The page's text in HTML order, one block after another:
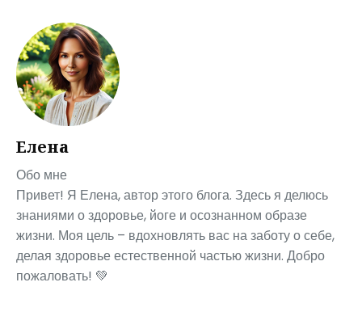
Елена
Обо мне
Привет! Я Елена, автор этого блога. Здесь я делюсь
знаниями о здоровье, йоге и осознанном образе
жизни. Моя цель – вдохновлять вас на заботу о себе,
делая здоровье естественной частью жизни. Добро
пожаловать! 💚